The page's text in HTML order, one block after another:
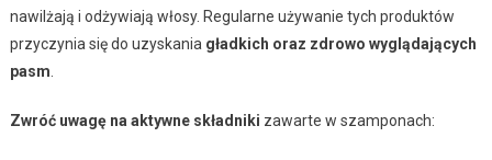
nawilżają i odżywiają włosy. Regularne używanie tych produktów
przyczynia się do uzyskania gładkich oraz zdrowo wyglądających
pasm
Zwróć uwagę na aktywne składniki zawarte w szamponach: